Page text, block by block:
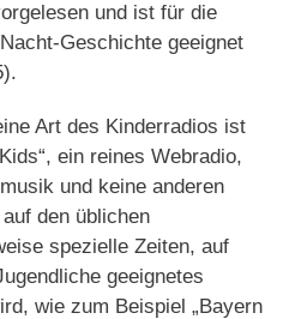
und ist für die
Geschichte geeignet
Art des Kinderradios ist
ein reines Webradio,
und keine anderen
den üblichen
spezielle Zeiten, auf
geeignetes
wie zum Beispiel „Bayern